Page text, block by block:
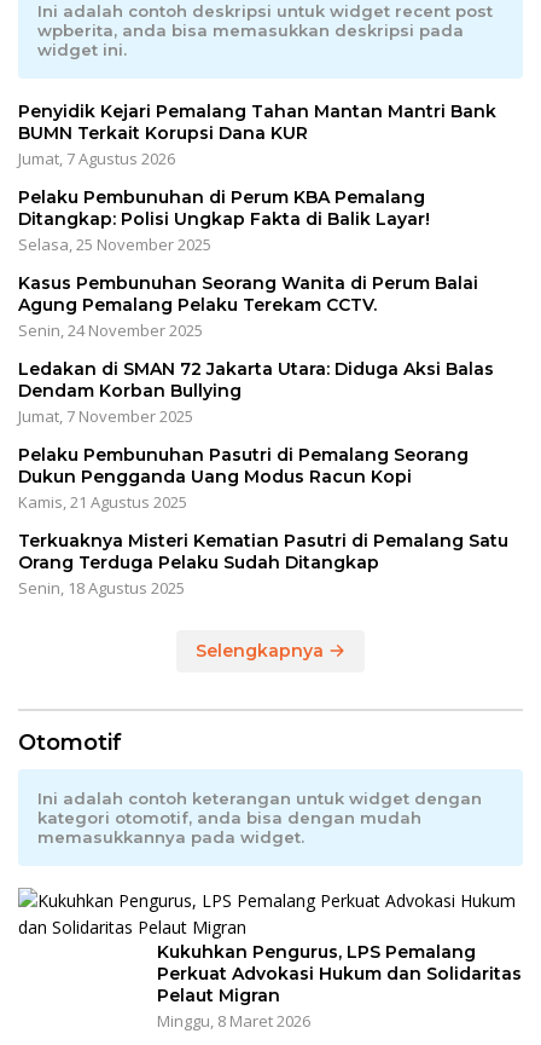
Ini adalah contoh deskripsi untuk widget recent post
wpberita, anda bisa memasukkan deskripsi pada
widget ini.
Penyidik Kejari Pemalang Tahan Mantan Mantri Bank
BUMN Terkait Korupsi Dana KUR
Jumat, 7 Agustus 2026
Pelaku Pembunuhan di Perum KBA Pemalang
Ditangkap: Polisi Ungkap Fakta di Balik Layar!
Selasa, 25 November 2025
Kasus Pembunuhan Seorang Wanita di Perum Balai
Agung Pemalang Pelaku Terekam CCTV.
Senin, 24 November 2025
Ledakan di SMAN 72 Jakarta Utara: Diduga Aksi Balas
Dendam Korban Bullying
Jumat, 7 November 2025
Pelaku Pembunuhan Pasutri di Pemalang Seorang
Dukun Pengganda Uang Modus Racun Kopi
Kamis, 21 Agustus 2025
Terkuaknya Misteri Kematian Pasutri di Pemalang Satu
Orang Terduga Pelaku Sudah Ditangkap
Senin, 18 Agustus 2025
Selengkapnya
Otomotif
Ini adalah contoh keterangan untuk widget dengan
kategori otomotif, anda bisa dengan mudah
memasukkannya pada widget.
Kukuhkan Pengurus, LPS Pemalang
Perkuat Advokasi Hukum dan Solidaritas
Pelaut Migran
Minggu, 8 Maret 2026